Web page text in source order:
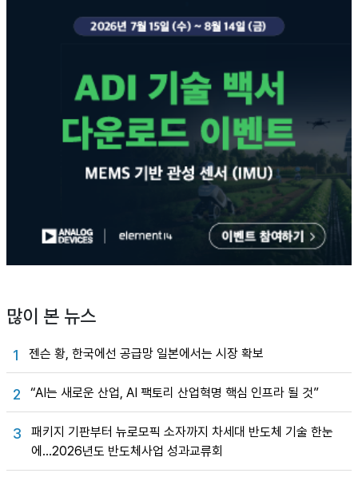
많이 본 뉴스
1 젠슨 황, 한국에선 공급망 일본에서는 시장 확보
2 “AI는 새로운 산업, AI 팩토리 산업혁명 핵심 인프라 될 것”
3
패키지 기판부터 뉴로모픽 소자까지 차세대 반도체 기술 한눈
에…2026년도 반도체사업 성과교류회